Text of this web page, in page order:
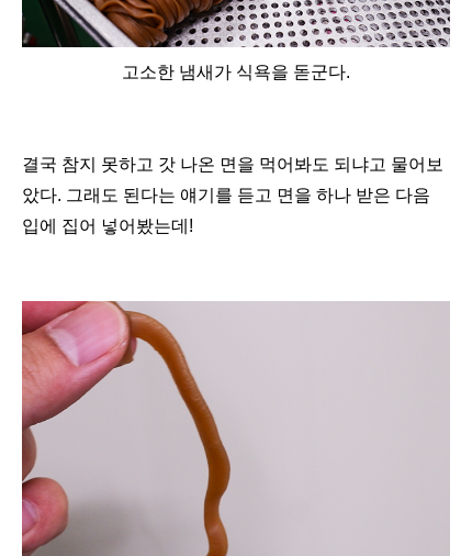
고소한 냄새가 식욕을 돋군다.
결국 참지 못하고 갓 나온 면을 먹어봐도 되냐고 물어보
았다. 그래도 된다는 얘기를 듣고 면을 하나 받은 다음
입에 집어 넣어봤는데!